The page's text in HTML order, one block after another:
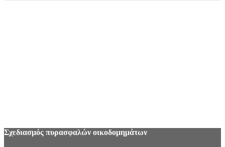
Σχεδιασμός πυρασφαλών οικοδομημάτων